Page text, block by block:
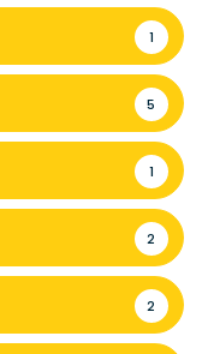
1
5
1
2
2